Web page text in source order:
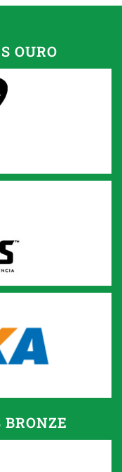
OURO
BRONZE